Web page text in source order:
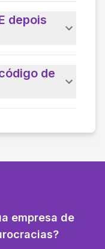
depois
de
empresa de